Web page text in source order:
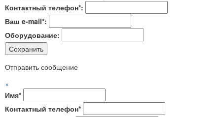
Контактный телефон*:
Ваш e-mail*:
Оборудование:
Отправить сообщение
×
Имя*
Контактный телефон*